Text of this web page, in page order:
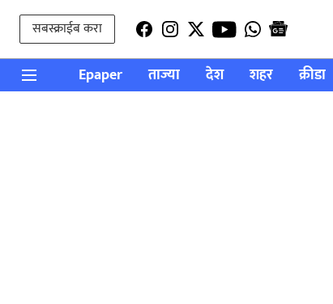
सबस्क्राईब करा
Epaper ताज्या देश शहर क्रीडा